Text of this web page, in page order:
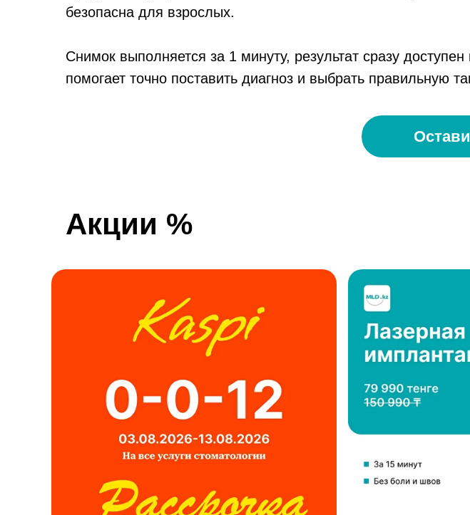
безопасна для взрослых.
Снимок выполняется за 1 минуту, результат сразу
помогает точно поставить диагноз и выбрать правильную
Акции %